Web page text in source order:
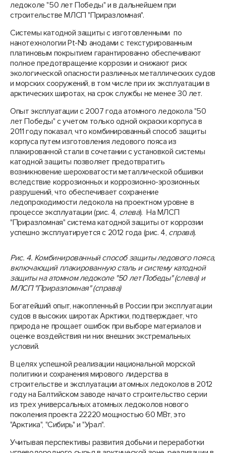
ледоколе "50 лет Победы" и в дальнейшем при
строительстве МЛСП "Приразломная".
Системы катодной защиты с изготовленными по
нанотехнологии Pt-Nb анодами с текстурированным
платиновым покрытием гарантированно обеспечивают
полное предотвращение коррозии и снижают риск
экологической опасности различных металлических судов
и морских сооружений, в том числе при их эксплуатации в
арктических широтах, на срок службы не менее 30 лет.
Опыт эксплуатации с 2007 года атомного ледокола "50
лет Победы" с учетом только одной окраски корпуса в
2011 году показал, что комбинированный способ защиты
корпуса путем изготовления ледового пояса из
плакированной стали в сочетании с установкой системы
катодной защиты позволяет предотвратить
возникновение шероховатости металлической обшивки
вследствие коррозионных и коррозионно-эрозионных
разрушений, что обеспечивает сохранение
ледопроходимости ледокола на проектном уровне в
процессе эксплуатации (рис. 4, слева). На МЛСП
"Приразломная" система катодной защиты от коррозии
успешно эксплуатируется с 2012 года (рис. 4, справа).
Рис. 4. Комбинированный способ защиты ледового пояса,
включающий плакированную сталь и систему катодной
защиты на атомном ледоколе "50 лет Победы" (слева) и
МЛСП "Приразломная" (справа)
Богатейший опыт, накопленный в России при эксплуатации
судов в высоких широтах Арктики, подтверждает, что
природа не прощает ошибок при выборе материалов и
оценке воздействия ни них внешних экстремальных
условий.
В целях успешной реализации национальной морской
политики и сохранения мирового лидерства в
строительстве и эксплуатации атомных ледоколов в 2012
году на Балтийском заводе начато строительство серии
из трех универсальных атомных ледоколов нового
поколения проекта 22220 мощностью 60 МВт, это
"Арктика", "Сибирь" и "Урал".
Учитывая перспективы развития добычи и переработки